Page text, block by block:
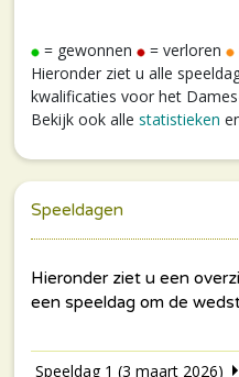
= gewonnen = verloren
Hieronder ziet u alle
kwalificaties voor het
Bekijk ook alle statistieken
Speeldagen
Speeldag 1 (3 maart 2026)